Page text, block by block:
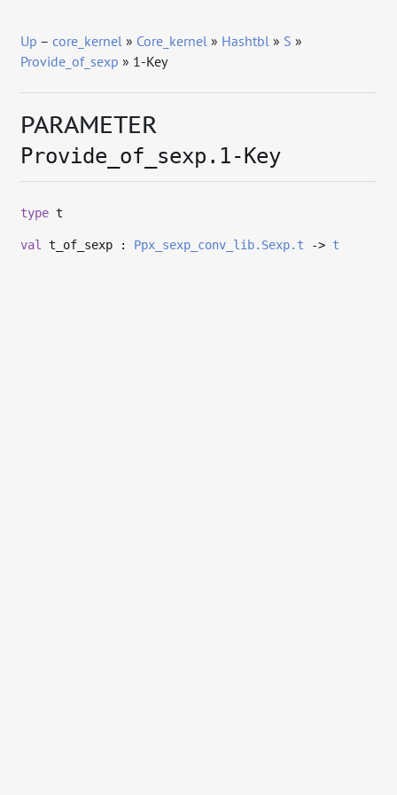
Up –core_kernel » Core_kernel » Hashtbl » S »
Provide_of_sexp » 1-Key
PARAMETER
Provide_of_sexp.1-Key
type t
val t_of_sexp : Ppx_sexp_conv_lib.Sexp.t -> t